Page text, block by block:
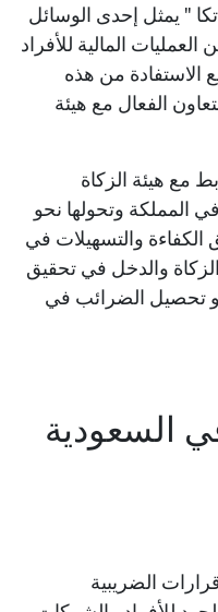
" يمثل إحدى الوسائل
المالية للأفراد
من هذه
الفعال مع هيئة
مع هيئة الزكاة
المملكة وتحولها نحو
والتسهيلات في
الزكاة والدخل في تحقيق
تحصيل الضرائب في
السعودية
الضريبية